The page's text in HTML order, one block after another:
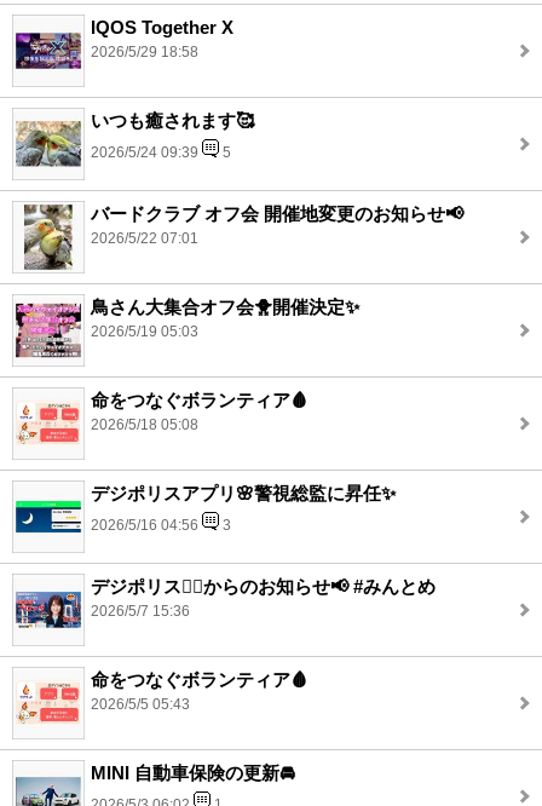
IQOS Together X
2026/5/29 18:58
いつも癒されます🥰
2026/5/24 09:39 5
バードクラブ オフ会 開催地変更のお知らせ📢
2026/5/22 07:01
鳥さん大集合オフ会🐥開催決定✨
2026/5/19 05:03
命をつなぐボランティア🩸
2026/5/18 05:08
デジポリスアプリ🌸警視総監に昇任✨
2026/5/16 04:56 3
デジポリス👮‍♂️からのお知らせ📢 #みんとめ
2026/5/7 15:36
命をつなぐボランティア🩸
2026/5/5 05:43
MINI 自動車保険の更新🚘